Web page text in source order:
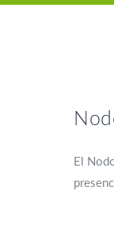
El